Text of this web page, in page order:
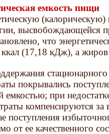
емкость пищи
(калорическую)
высвобождающейся
что
ккал (17,18 кДж), а
стационарного
покрывались
емкостью; при
компенсируются за
поступления
от ее качественного